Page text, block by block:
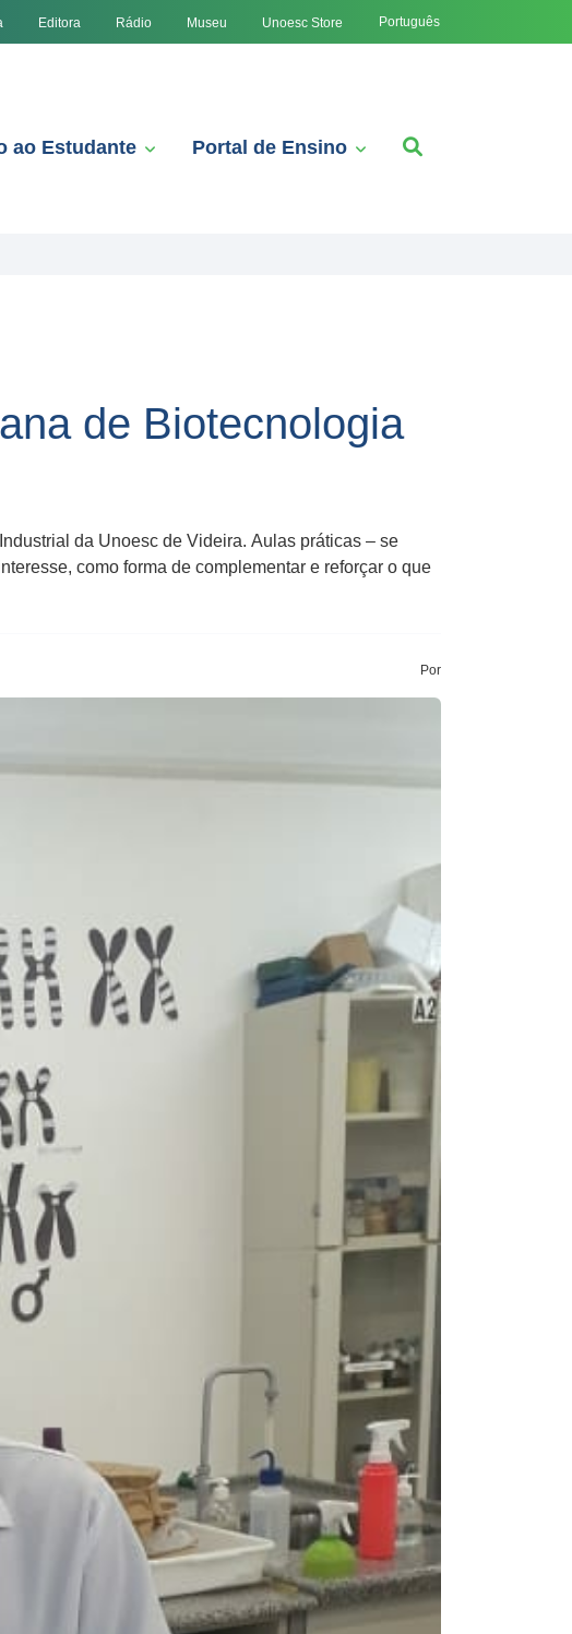
Editora Rádio Museu Unoesc Store Português
ao Estudante Portal de Ensino
de Biotecnologia
da Unoesc de Videira. Aulas práticas – se
como forma de complementar e reforçar o que
Por